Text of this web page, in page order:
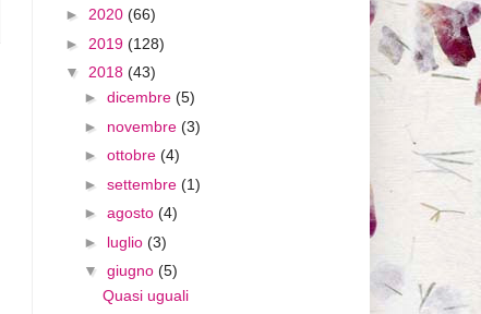
► 2020 (66)
► 2019 (128)
▼ 2018 (43)
► dicembre (5)
► novembre (3)
► ottobre (4)
► settembre (1)
► agosto (4)
► luglio (3)
▼ giugno (5)
Quasi uguali